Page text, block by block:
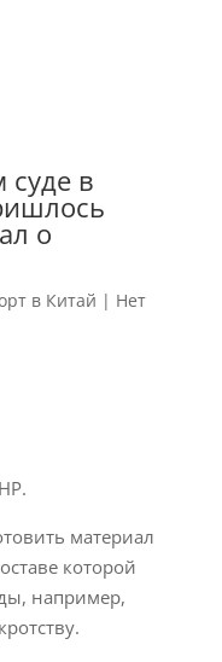
в
о
в Китай | Нет
материал
которой
например,